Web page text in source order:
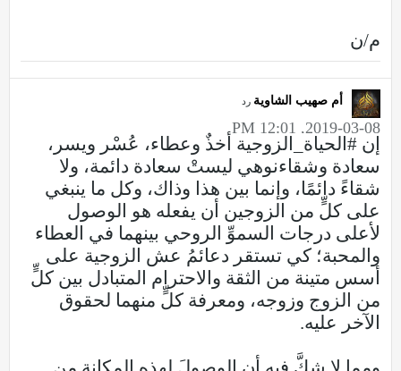
م/ن
أم صهيب الشاوية رد
2019-03-08, 12:01 PM
إن #الحياة_الزوجية أخذٌ وعطاء، عُسْر ويسر،
سعادة وشقاءنوهي ليستْ سعادة دائمة، ولا
شقاءً دائمًا، وإنما بين هذا وذاك، وكل ما ينبغي
على كلٍّ من الزوجين أن يفعله هو الوصول
لأعلى درجات السموِّ الروحي بينهما في العطاء
والمحبة؛ كي تستقر دعائمُ عش الزوجية على
أسس متينة من الثقة والاحترام المتبادل بين كلٍّ
من الزوج وزوجه، ومعرفة كلٍّ منهما لحقوق
الآخر عليه.